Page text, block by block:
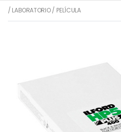
/ LABORATORIO/ PELÍCULA